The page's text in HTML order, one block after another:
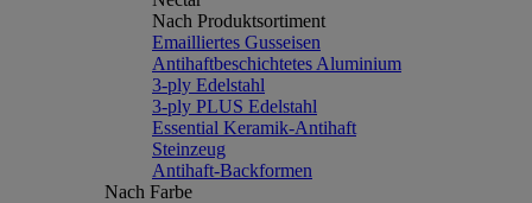
Nach Produktsortiment
Emailliertes Gusseisen
Antihaftbeschichtetes Aluminium
3-ply Edelstahl
3-ply PLUS Edelstahl
Essential Keramik-Antihaft
Steinzeug
Antihaft-Backformen
Nach Farbe